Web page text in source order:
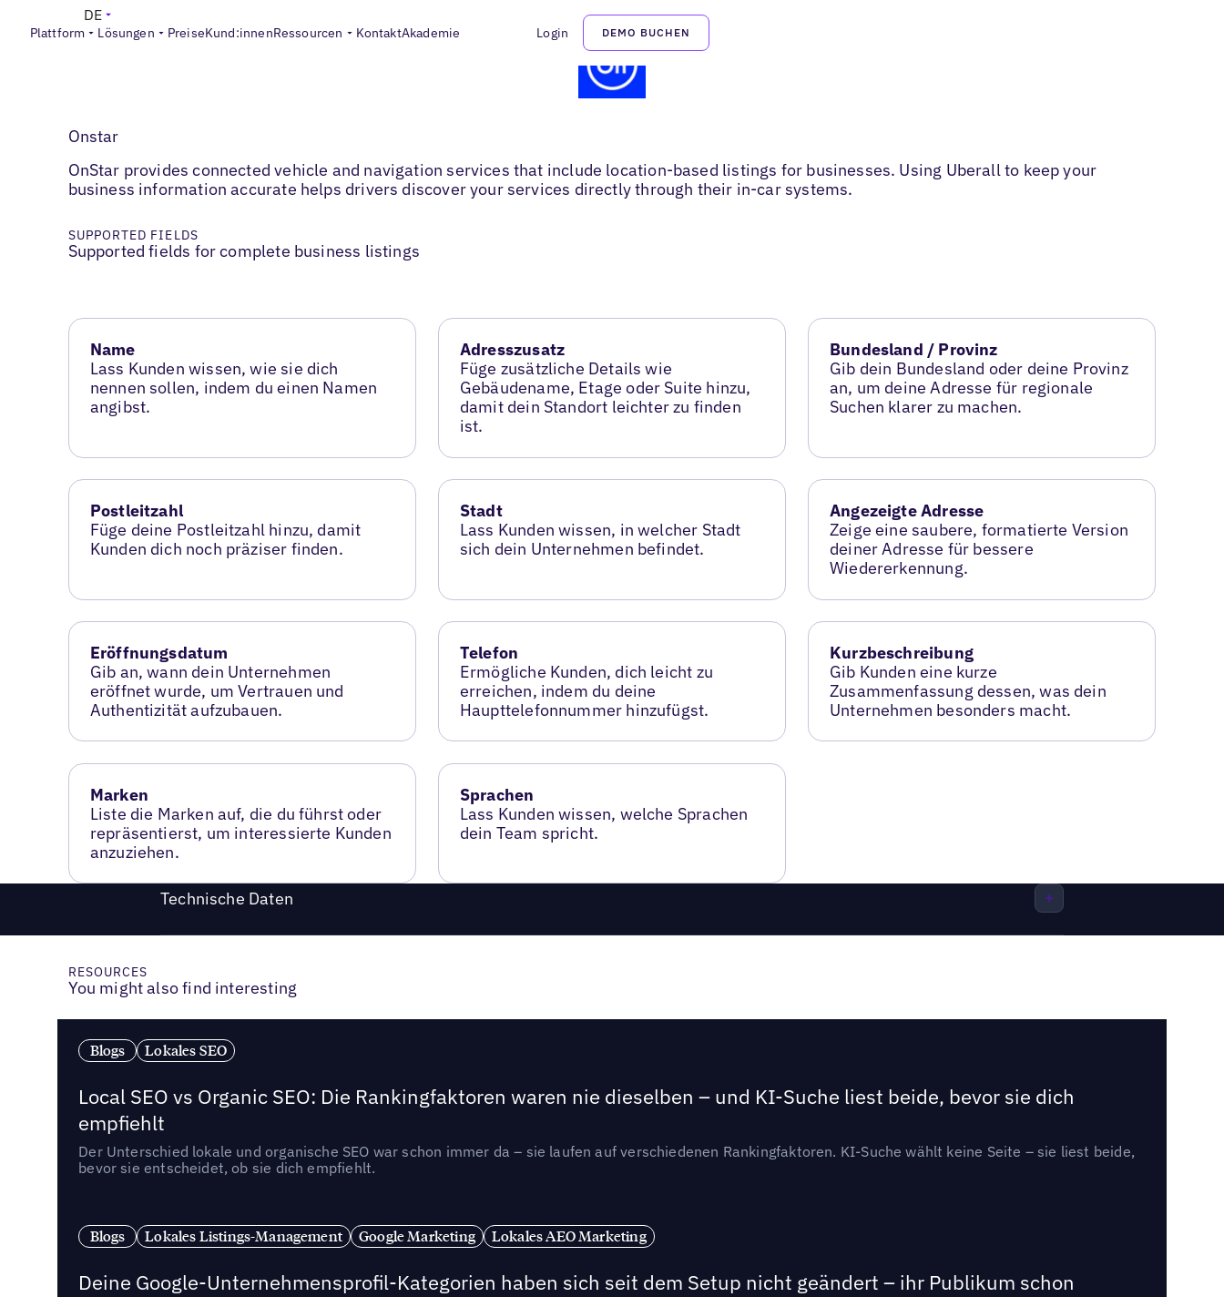
Plattform Lösungen PreiseKund:innenRessourcen KontaktAkademie Login DEMO BUCHEN
DE
Onstar
OnStar provides connected vehicle and navigation services that include location-based listings for businesses. Using Uberall to keep your
business information accurate helps drivers discover your services directly through their in-car systems.
SUPPORTED FIELDS
Supported fields for complete business listings
Name
Lass Kunden wissen, wie sie dich
nennen sollen, indem du einen Namen
angibst.
Adresszusatz
Füge zusätzliche Details wie
Gebäudename, Etage oder Suite hinzu,
damit dein Standort leichter zu finden
ist.
Bundesland / Provinz
Gib dein Bundesland oder deine Provinz
an, um deine Adresse für regionale
Suchen klarer zu machen.
Postleitzahl
Füge deine Postleitzahl hinzu, damit
Kunden dich noch präziser finden.
Stadt
Lass Kunden wissen, in welcher Stadt
sich dein Unternehmen befindet.
Angezeigte Adresse
Zeige eine saubere, formatierte Version
deiner Adresse für bessere
Wiedererkennung.
Eröffnungsdatum
Gib an, wann dein Unternehmen
eröffnet wurde, um Vertrauen und
Authentizität aufzubauen.
Telefon
Ermögliche Kunden, dich leicht zu
erreichen, indem du deine
Haupttelefonnummer hinzufügst.
Kurzbeschreibung
Gib Kunden eine kurze
Zusammenfassung dessen, was dein
Unternehmen besonders macht.
Marken
Liste die Marken auf, die du führst oder
repräsentierst, um interessierte Kunden
anzuziehen.
Sprachen
Lass Kunden wissen, welche Sprachen
dein Team spricht.
Technische Daten
RESOURCES
You might also find interesting
Blogs Lokales SEO
Local SEO vs Organic SEO: Die Rankingfaktoren waren nie dieselben – und KI-Suche liest beide, bevor sie dich
empfiehlt
Der Unterschied lokale und organische SEO war schon immer da – sie laufen auf verschiedenen Rankingfaktoren. KI-Suche wählt keine Seite – sie liest beide,
bevor sie entscheidet, ob sie dich empfiehlt.
Blogs Lokales Listings-Management Google Marketing Lokales AEO Marketing
Deine Google-Unternehmensprofil-Kategorien haben sich seit dem Setup nicht geändert – ihr Publikum schon